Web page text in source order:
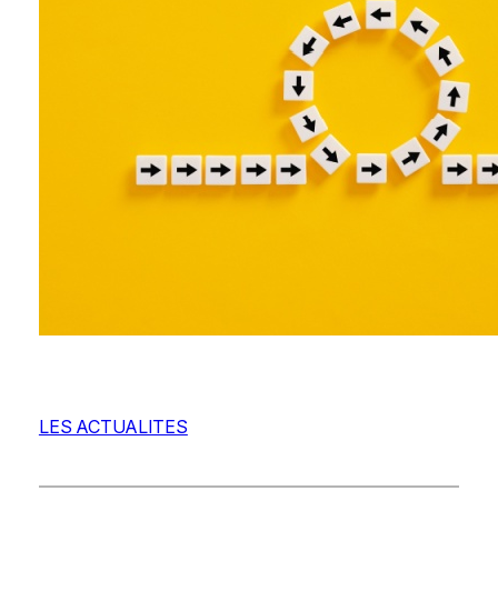
LES ACTUALITES